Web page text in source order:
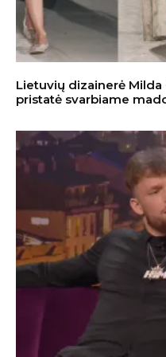
Lietuvių dizainerė Milda
pristatė svarbiame